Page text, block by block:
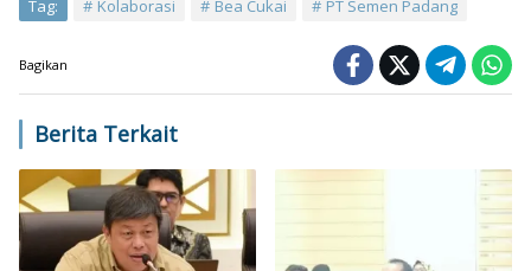
Tag: Kolaborasi Bea Cukai PT Semen Padang
Bagikan
Berita Terkait